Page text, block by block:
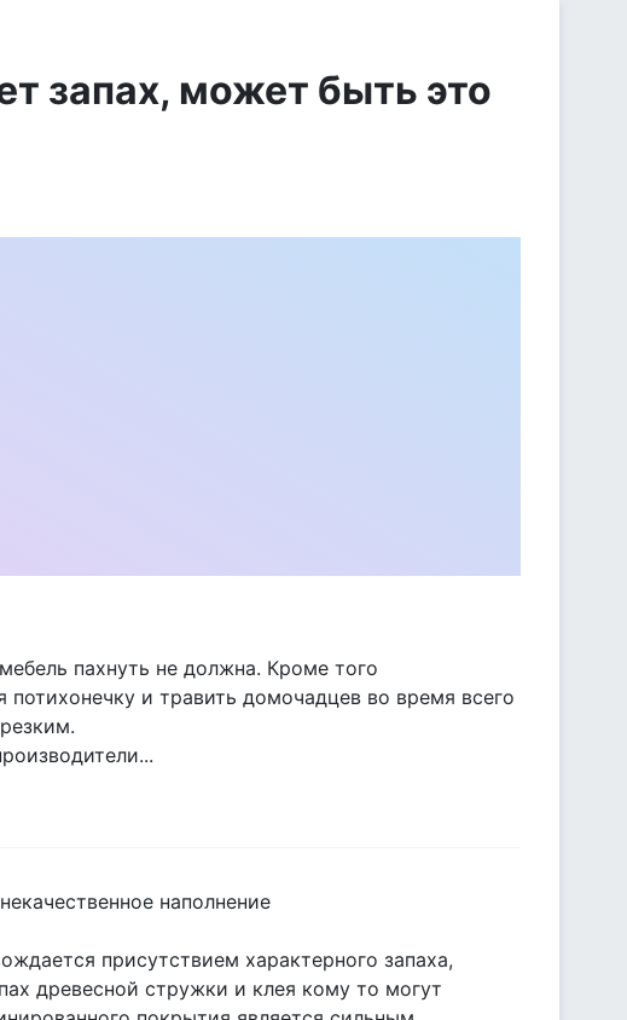
запах, может быть это
пахнуть не должна. Кроме того
и травить домочадцев во время всего
наполнение
присутствием характерного запаха,
древесной стружки и клея кому то могут